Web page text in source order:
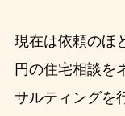
現在は依頼のほ
円の住宅相談を
サルティングを